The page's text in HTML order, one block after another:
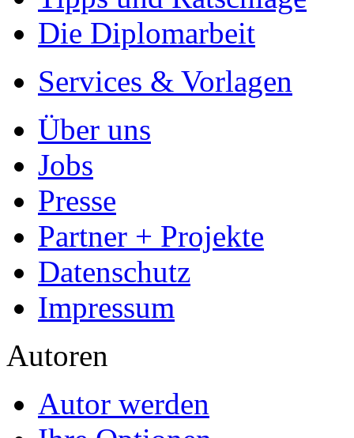
Autor
Celine Burghardt
Kategorie
Bachelorarbeit, 2021
Preis
US$ 42,99
Ein ökologischer
und Dieselantrieb
Autor